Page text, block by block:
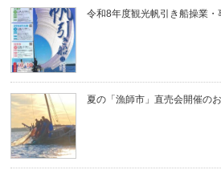
令和8年度観光帆引き船操業
夏の「漁師市」直売会開催の